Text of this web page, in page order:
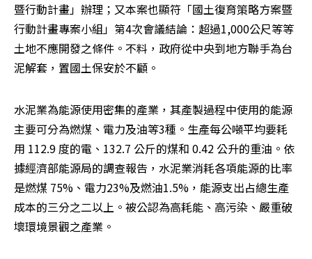
暨行動計畫」辦理；又本案也顯符「國土復育策略方案暨
行動計畫專案小組」第4次會議結論：超過1,000公尺等等
土地不應開發之條件。不料，政府從中央到地方聯手為台
泥解套，置國土保安於不顧。
水泥業為能源使用密集的產業，其產製過程中使用的能源
主要可分為燃煤、電力及油等3種。生產每公噸平均要耗
用 112.9 度的電、132.7 公斤的煤和 0.42 公升的重油。依
據經濟部能源局的調查報告，水泥業消耗各項能源的比率
是燃煤 75%、電力23%及燃油1.5%，能源支出占總生產
成本的三分之二以上。被公認為高耗能、高污染、嚴重破
壞環境景觀之產業。